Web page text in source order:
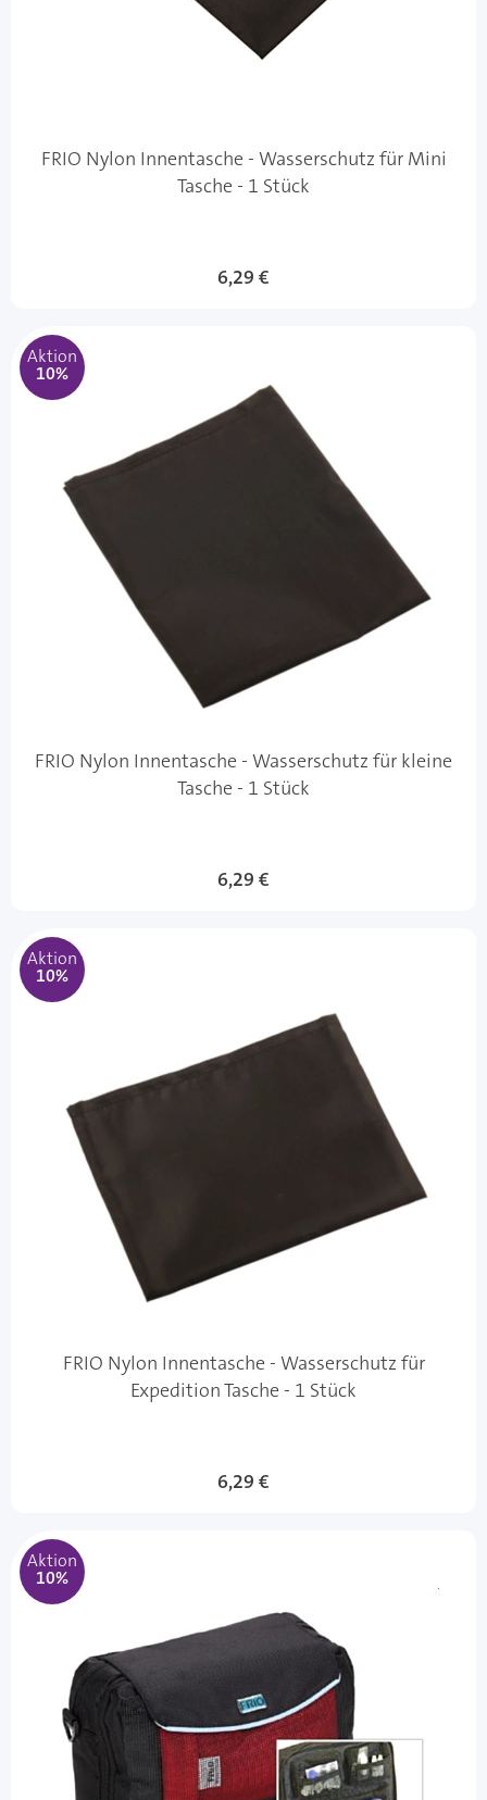
FRIO Nylon Innentasche - Wasserschutz für Mini
Tasche - 1 Stück
Sonderangebot
6,29 €
Aktion
10%
FRIO Nylon Innentasche - Wasserschutz für kleine
Tasche - 1 Stück
Sonderangebot
6,29 €
Aktion
10%
FRIO Nylon Innentasche - Wasserschutz für
Expedition Tasche - 1 Stück
Sonderangebot
6,29 €
Aktion
10%